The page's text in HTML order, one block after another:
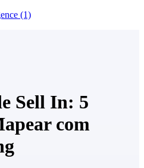
Sell In: 5
com